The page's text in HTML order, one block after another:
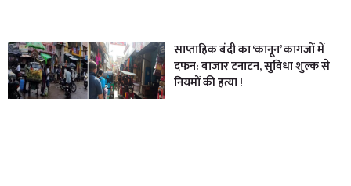
साप्ताहिक बंदी का ‘कानून’ कागजों में
दफन: बाजार टनाटन, सुविधा शुल्क से
नियमों की हत्या !